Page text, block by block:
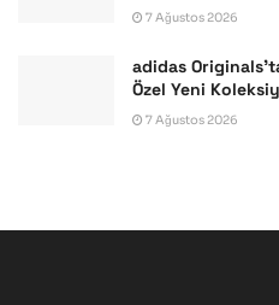
7 Ağustos 2026
adidas
Özel Yeni
7 Ağustos 2026